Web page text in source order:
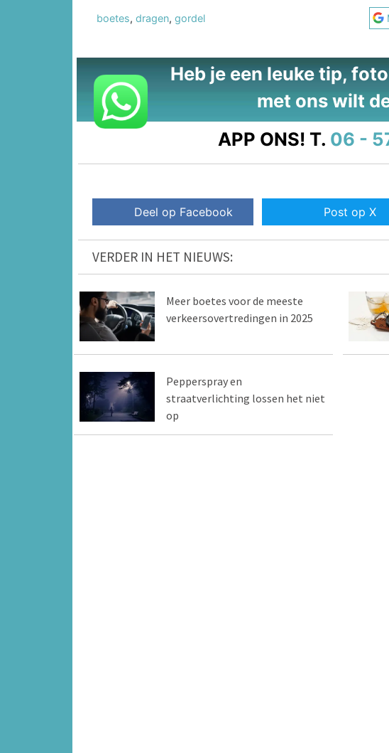
boetes, dragen, gordel
Heb je een leuke tip,
met ons wilt
APP ONS! T. 06 -
Deel op Facebook Post op X
VERDER IN HET NIEUWS:
Meer boetes voor de meeste
verkeersovertredingen in 2025
Pepperspray en
straatverlichting lossen het niet
op